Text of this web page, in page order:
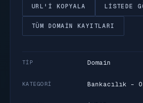
URL'I KOPYALA LISTEDE
TÜM DOMAIN KAYITLARI
TIP Domain
KATEGORI Bankacılık -